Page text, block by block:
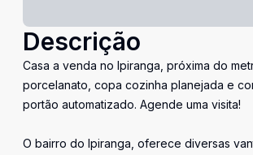
Descrição
Casa a venda no Ipiranga, próxima do
porcelanato, copa cozinha planejada e
portão automatizado. Agende uma visita!
O bairro do Ipiranga, oferece diversas